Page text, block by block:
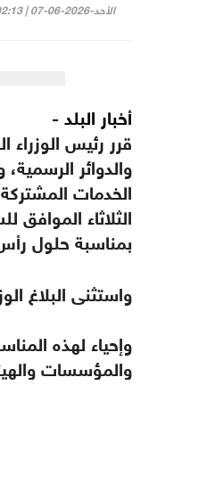
الأحد-2026-06-07 | 02:13 pm
أخبار البلد -
قرر رئيس
والدوائر
الخدمات
بمناسبة حلول
واستثنى البلاغ
وإحياء لهذه
والمؤسسات